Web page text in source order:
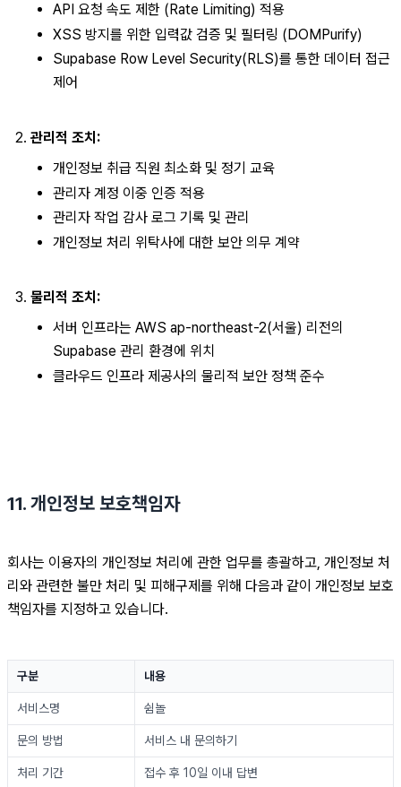
API 요청 속도 제한 (Rate Limiting) 적용
XSS 방지를 위한 입력값 검증 및 필터링 (DOMPurify)
Supabase Row Level Security(RLS)를 통한 데이터 접근
제어
관리적 조치:
개인정보 취급 직원 최소화 및 정기 교육
관리자 계정 이중 인증 적용
관리자 작업 감사 로그 기록 및 관리
개인정보 처리 위탁사에 대한 보안 의무 계약
물리적 조치:
서버 인프라는 AWS ap-northeast-2(서울) 리전의
Supabase 관리 환경에 위치
클라우드 인프라 제공사의 물리적 보안 정책 준수
11. 개인정보 보호책임자
회사는 이용자의 개인정보 처리에 관한 업무를 총괄하고, 개인정보 처
리와 관련한 불만 처리 및 피해구제를 위해 다음과 같이 개인정보 보호
책임자를 지정하고 있습니다.
구분 내용
서비스명 쉼놀
문의 방법 서비스 내 문의하기
처리 기간 접수 후 10일 이내 답변